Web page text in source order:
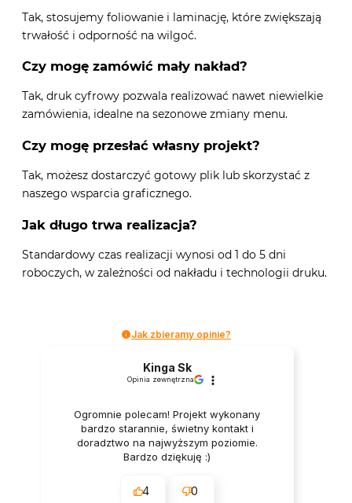
Tak, stosujemy foliowanie i laminację, które zwiększają
trwałość i odporność na wilgoć.
Czy mogę zamówić mały nakład?
Tak, druk cyfrowy pozwala realizować nawet niewielkie
zamówienia, idealne na sezonowe zmiany menu.
Czy mogę przesłać własny projekt?
Tak, możesz dostarczyć gotowy plik lub skorzystać z
naszego wsparcia graficznego.
Jak długo trwa realizacja?
Standardowy czas realizacji wynosi od 1 do 5 dni
roboczych, w zależności od nakładu i technologii druku.
Jak zbieramy opinie?
Kinga Sk
Opinia zewnętrzna
Ogromnie polecam! Projekt wykonany
bardzo starannie, świetny kontakt i
doradztwo na najwyższym poziomie.
Bardzo dziękuję :)
4 0